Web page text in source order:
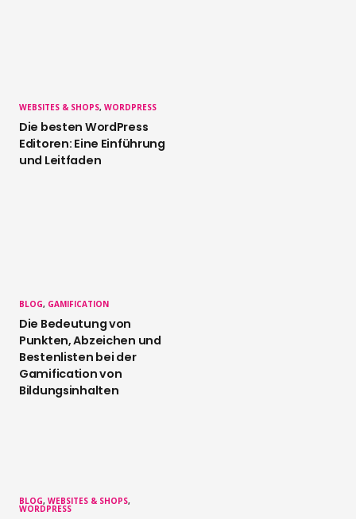
WEBSITES & SHOPS, WORDPRESS
Die besten WordPress
Editoren: Eine Einführung
und Leitfaden
BLOG, GAMIFICATION
Die Bedeutung von
Punkten, Abzeichen und
Bestenlisten bei der
Gamification von
Bildungsinhalten
BLOG, WEBSITES & SHOPS,
WORDPRESS